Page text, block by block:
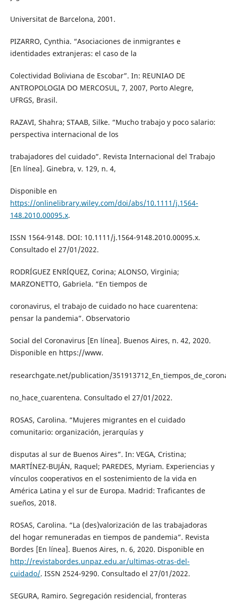
Universitat de Barcelona, 2001.
PIZARRO, Cynthia. “Asociaciones de inmigrantes e
identidades extranjeras: el caso de la
Colectividad Boliviana de Escobar”. In: REUNIAO DE
ANTROPOLOGIA DO MERCOSUL, 7, 2007, Porto Alegre,
UFRGS, Brasil.
RAZAVI, Shahra; STAAB, Silke. “Mucho trabajo y poco salario:
perspectiva internacional de los
trabajadores del cuidado”. Revista Internacional del Trabajo
[En línea]. Ginebra, v. 129, n. 4,
Disponible en
https://onlinelibrary.wiley.com/doi/abs/10.1111/j.1564-
148.2010.00095.x.
ISSN 1564-9148. DOI: 10.1111/j.1564-9148.2010.00095.x.
Consultado el 27/01/2022.
RODRÍGUEZ ENRÍQUEZ, Corina; ALONSO, Virginia;
MARZONETTO, Gabriela. “En tiempos de
coronavirus, el trabajo de cuidado no hace cuarentena:
pensar la pandemia”. Observatorio
Social del Coronavirus [En línea]. Buenos Aires, n. 42, 2020.
Disponible en https://www.
researchgate.net/publication/
no_hace_cuarentena. Consultado el 27/01/2022.
ROSAS, Carolina. “Mujeres migrantes en el cuidado
comunitario: organización, jerarquías y
disputas al sur de Buenos Aires”. In: VEGA, Cristina;
MARTÍNEZ-BUJÁN, Raquel; PAREDES, Myriam. Experiencias y
vínculos cooperativos en el sostenimiento de la vida en
América Latina y el sur de Europa. Madrid: Traficantes de
sueños, 2018.
ROSAS, Carolina. “La (des)valorización de las trabajadoras
del hogar remuneradas en tiempos de pandemia”. Revista
Bordes [En línea]. Buenos Aires, n. 6, 2020. Disponible en
http://revistabordes.unpaz.edu.ar/ultimas-otras-del-
cuidado/. ISSN 2524-9290. Consultado el 27/01/2022.
SEGURA, Ramiro. Segregación residencial, fronteras